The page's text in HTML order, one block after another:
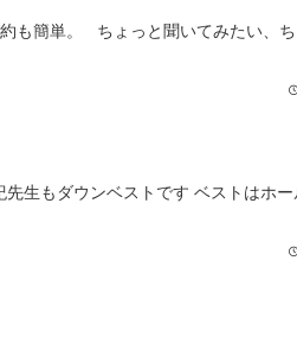
も簡単。 ちょっと聞いてみたい、ち
生もダウンベストです ベストはホー